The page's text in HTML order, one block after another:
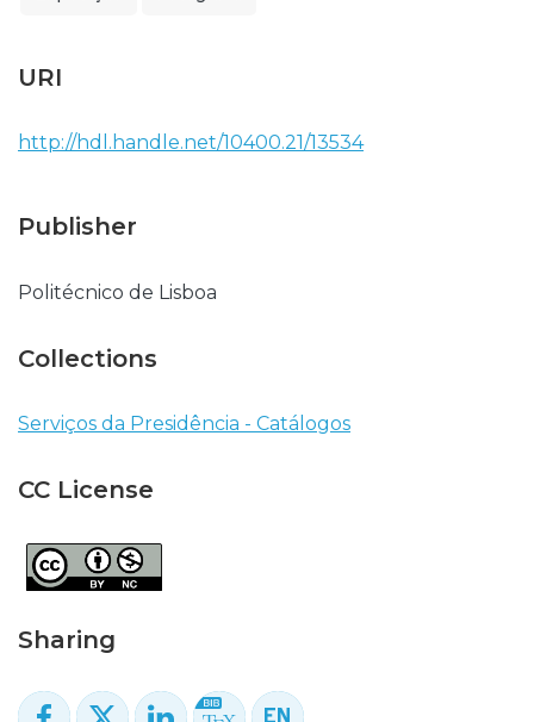
URI
http://hdl.handle.net/10400.21/13534
Publisher
Politécnico de Lisboa
Collections
Serviços da Presidência - Catálogos
CC License
Sharing